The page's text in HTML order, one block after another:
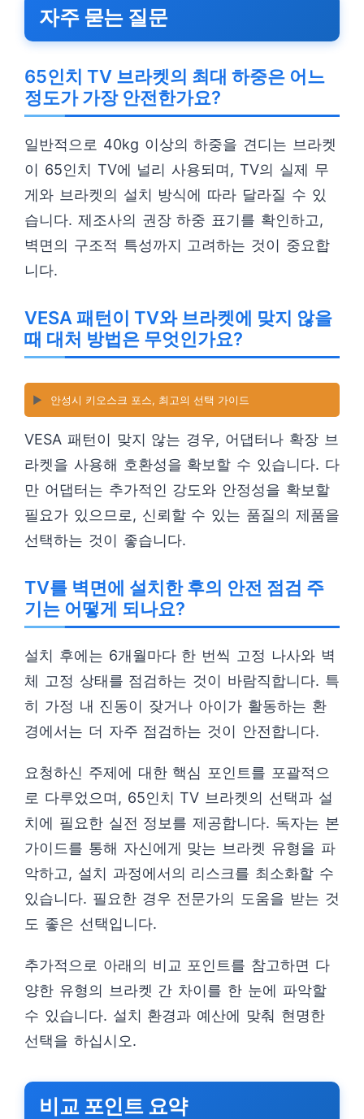
자주 묻는 질문
65인치 TV 브라켓의 최대 하중은 어느
정도가 가장 안전한가요?
일반적으로 40kg 이상의 하중을 견디는 브라켓
이 65인치 TV에 널리 사용되며, TV의 실제 무
게와 브라켓의 설치 방식에 따라 달라질 수 있
습니다. 제조사의 권장 하중 표기를 확인하고,
벽면의 구조적 특성까지 고려하는 것이 중요합
니다.
VESA 패턴이 TV와 브라켓에 맞지 않을
때 대처 방법은 무엇인가요?
▶️ 안성시 키오스크 포스, 최고의 선택 가이드
VESA 패턴이 맞지 않는 경우, 어댑터나 확장 브
라켓을 사용해 호환성을 확보할 수 있습니다. 다
만 어댑터는 추가적인 강도와 안정성을 확보할
필요가 있으므로, 신뢰할 수 있는 품질의 제품을
선택하는 것이 좋습니다.
TV를 벽면에 설치한 후의 안전 점검 주
기는 어떻게 되나요?
설치 후에는 6개월마다 한 번씩 고정 나사와 벽
체 고정 상태를 점검하는 것이 바람직합니다. 특
히 가정 내 진동이 잦거나 아이가 활동하는 환
경에서는 더 자주 점검하는 것이 안전합니다.
요청하신 주제에 대한 핵심 포인트를 포괄적으
로 다루었으며, 65인치 TV 브라켓의 선택과 설
치에 필요한 실전 정보를 제공합니다. 독자는 본
가이드를 통해 자신에게 맞는 브라켓 유형을 파
악하고, 설치 과정에서의 리스크를 최소화할 수
있습니다. 필요한 경우 전문가의 도움을 받는 것
도 좋은 선택입니다.
추가적으로 아래의 비교 포인트를 참고하면 다
양한 유형의 브라켓 간 차이를 한 눈에 파악할
수 있습니다. 설치 환경과 예산에 맞춰 현명한
선택을 하십시오.
비교 포인트 요약